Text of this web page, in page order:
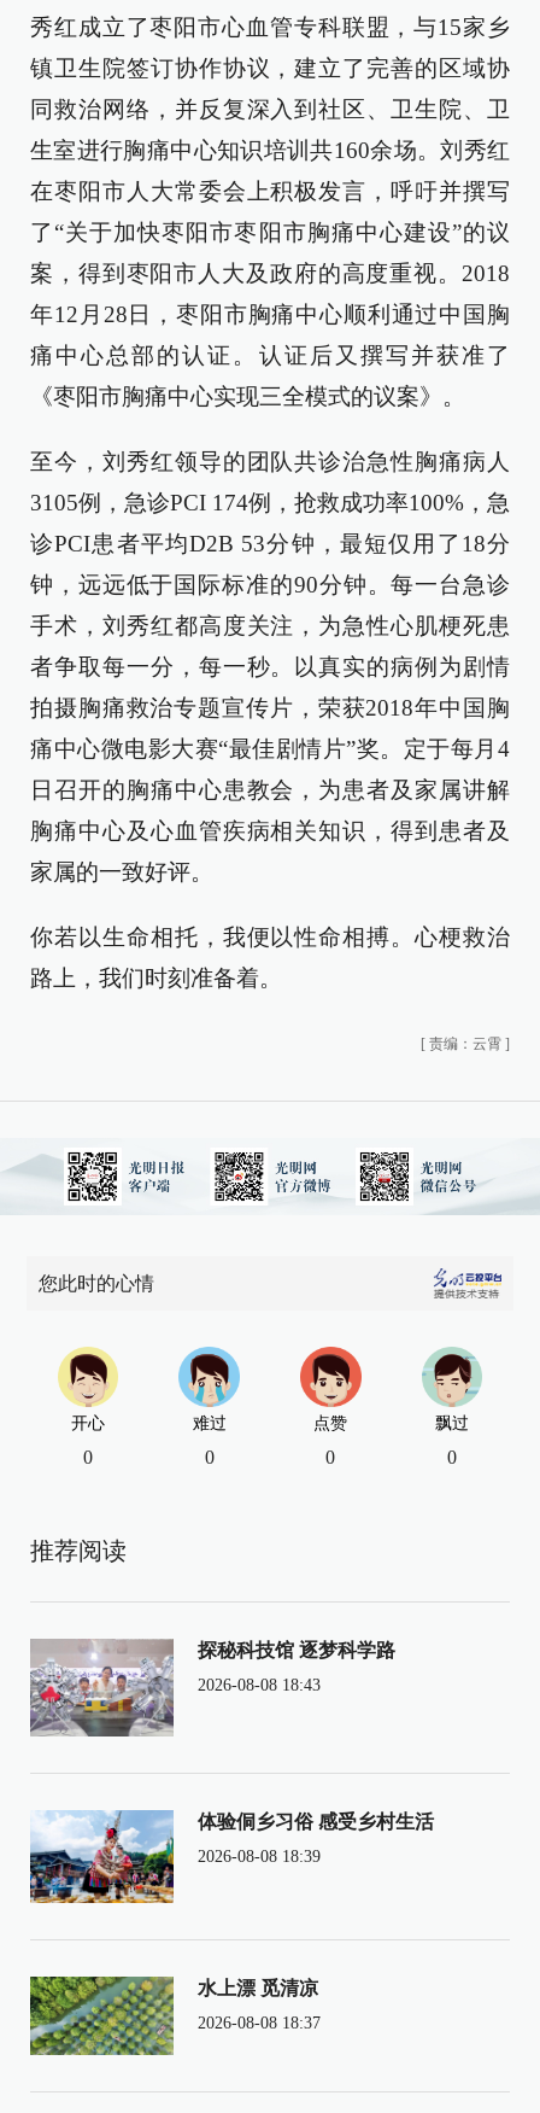
秀红成立了枣阳市心血管专科联盟，与15家乡
镇卫生院签订协作协议，建立了完善的区域协
同救治网络，并反复深入到社区、卫生院、卫
生室进行胸痛中心知识培训共160余场。刘秀红
在枣阳市人大常委会上积极发言，呼吁并撰写
了“关于加快枣阳市枣阳市胸痛中心建设”的议
案，得到枣阳市人大及政府的高度重视。2018
年12月28日，枣阳市胸痛中心顺利通过中国胸
痛中心总部的认证。认证后又撰写并获准了
《枣阳市胸痛中心实现三全模式的议案》。
至今，刘秀红领导的团队共诊治急性胸痛病人
3105例，急诊PCI 174例，抢救成功率100%，急
诊PCI患者平均D2B 53分钟，最短仅用了18分
钟，远远低于国际标准的90分钟。每一台急诊
手术，刘秀红都高度关注，为急性心肌梗死患
者争取每一分，每一秒。以真实的病例为剧情
拍摄胸痛救治专题宣传片，荣获2018年中国胸
痛中心微电影大赛“最佳剧情片”奖。定于每月4
日召开的胸痛中心患教会，为患者及家属讲解
胸痛中心及心血管疾病相关知识，得到患者及
家属的一致好评。
你若以生命相托，我便以性命相搏。心梗救治
路上，我们时刻准备着。
[ 责编：云霄 ]
您此时的心情
开心
0
难过
0
点赞
0
飘过
0
推荐阅读
探秘科技馆 逐梦科学路
2026-08-08 18:43
体验侗乡习俗 感受乡村生活
2026-08-08 18:39
水上漂 觅清凉
2026-08-08 18:37